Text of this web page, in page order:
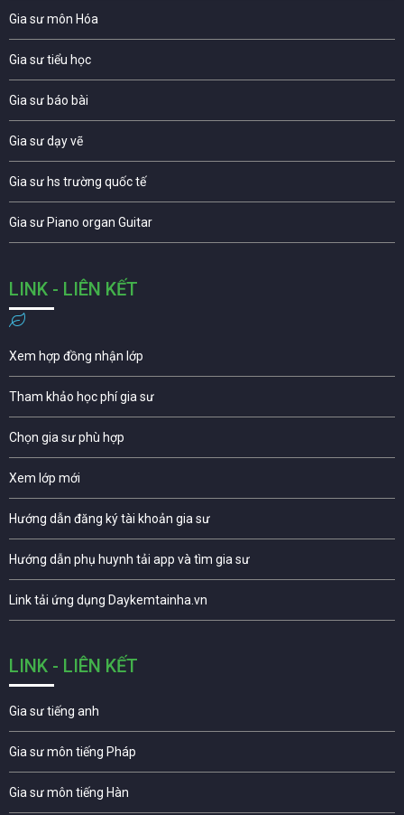
Gia sư môn Hóa
Gia sư tiểu học
Gia sư báo bài
Gia sư dạy vẽ
Gia sư hs trường quốc tế
Gia sư Piano organ Guitar
LINK - LIÊN KẾT
Xem hợp đồng nhận lớp
Tham khảo học phí gia sư
Chọn gia sư phù hợp
Xem lớp mới
Hướng dẫn đăng ký tài khoản gia sư
Hướng dẫn phụ huynh tải app và tìm gia sư
Link tải ứng dụng Daykemtainha.vn
LINK - LIÊN KẾT
Gia sư tiếng anh
Gia sư môn tiếng Pháp
Gia sư môn tiếng Hàn